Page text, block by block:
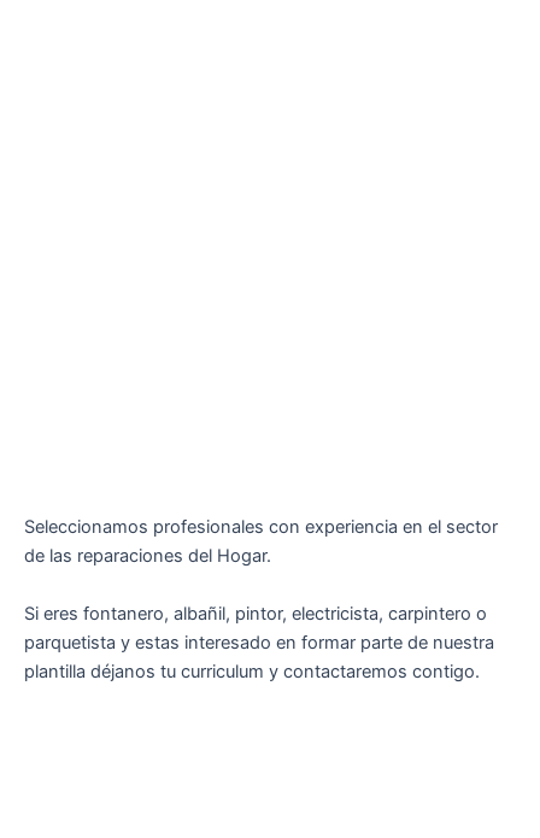
Seleccionamos profesionales con experiencia en el sector
de las reparaciones del Hogar.
Si eres fontanero, albañil, pintor, electricista, carpintero o
parquetista y estas interesado en formar parte de nuestra
plantilla déjanos tu curriculum y contactaremos contigo.